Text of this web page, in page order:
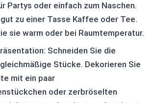
Partys oder einfach zum Naschen.
zu einer Tasse Kaffee oder Tee.
sie warm oder bei Raumtemperatur.
Schneiden Sie die
Stücke. Dekorieren Sie
mit ein paar
oder zerbröselten